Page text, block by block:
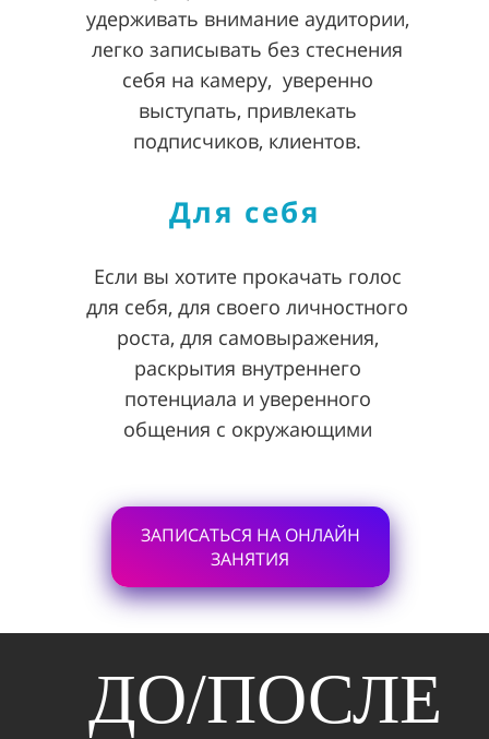
удерживать внимание аудитории,
легко записывать без стеснения
себя на камеру, уверенно
выступать, привлекать
подписчиков, клиентов.
Для себя
Если вы хотите прокачать голос
для себя, для своего личностного
роста, для самовыражения,
раскрытия внутреннего
потенциала и уверенного
общения с окружающими
ЗАПИСАТЬСЯ НА ОНЛАЙН
ЗАНЯТИЯ
ДО/ПОСЛЕ